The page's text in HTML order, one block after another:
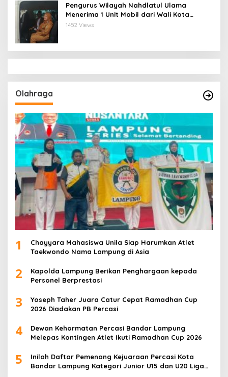
Pengurus Wilayah Nahdlatul Ulama
Menerima 1 Unit Mobil dari Wali Kota
Bandar Lampung
1452 Views
Olahraga
1
Chayyara Mahasiswa Unila Siap Harumkan Atlet
Taekwondo Nama Lampung di Asia
2
Kapolda Lampung Berikan Penghargaan kepada
Personel Berprestasi
3
Yoseph Taher Juara Catur Cepat Ramadhan Cup
2026 Diadakan PB Percasi
4
Dewan Kehormatan Percasi Bandar Lampung
Melepas Kontingen Atlet Ikuti Ramadhan Cup 2026
5
Inilah Daftar Pemenang Kejuaraan Percasi Kota
Bandar Lampung Kategori Junior U15 dan U20 Liga